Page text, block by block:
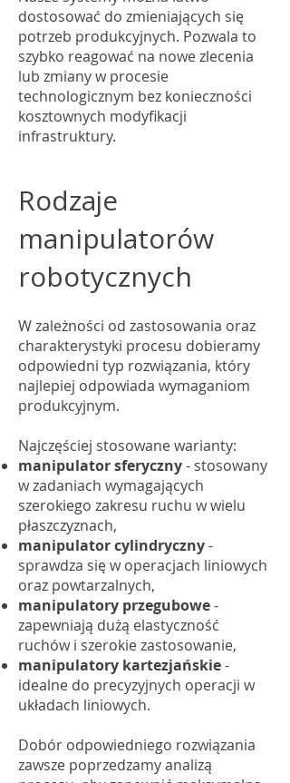
dostosować do zmieniających się
potrzeb produkcyjnych. Pozwala to
szybko reagować na nowe zlecenia
lub zmiany w procesie
technologicznym bez konieczności
kosztownych modyfikacji
infrastruktury.
Rodzaje
manipulatorów
robotycznych
W zależności od zastosowania oraz
charakterystyki procesu dobieramy
odpowiedni typ rozwiązania, który
najlepiej odpowiada wymaganiom
produkcyjnym.
Najczęściej stosowane warianty:
manipulator sferyczny- stosowany
w zadaniach wymagających
szerokiego zakresu ruchu w wielu
płaszczyznach,
manipulator cylindryczny-
sprawdza się w operacjach liniowych
oraz powtarzalnych,
manipulatory przegubowe-
zapewniają dużą elastyczność
ruchów i szerokie zastosowanie,
manipulatory kartezjańskie-
idealne do precyzyjnych operacji w
układach liniowych.
Dobór odpowiedniego rozwiązania
zawsze poprzedzamy analizą